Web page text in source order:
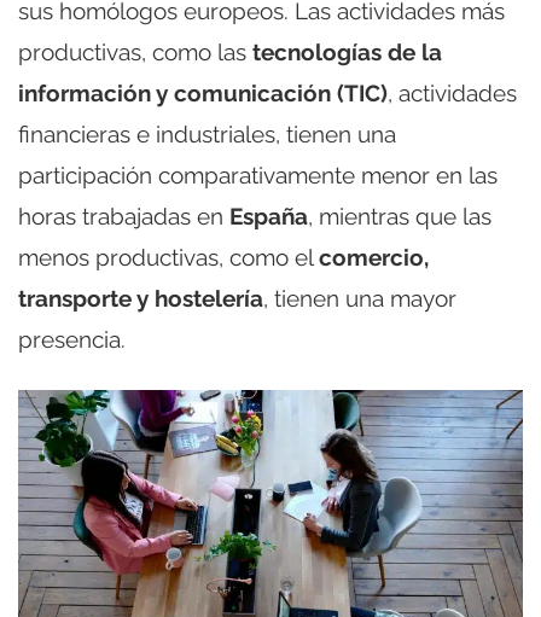
sus homólogos europeos. Las actividades más
productivas, como las tecnologías de la
información y comunicación (TIC), actividades
financieras e industriales, tienen una
participación comparativamente menor en las
horas trabajadas en España, mientras que las
menos productivas, como elcomercio,
transporte y hostelería, tienen una mayor
presencia.